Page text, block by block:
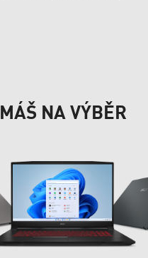
MÁŠ NA VÝBĚR